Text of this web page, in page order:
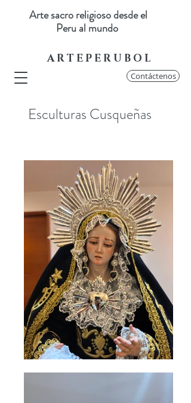
Arte sacro religioso desde el
Peru al mundo
Contáctenos
A R T E P E R U B O L
Esculturas Cusqueñas